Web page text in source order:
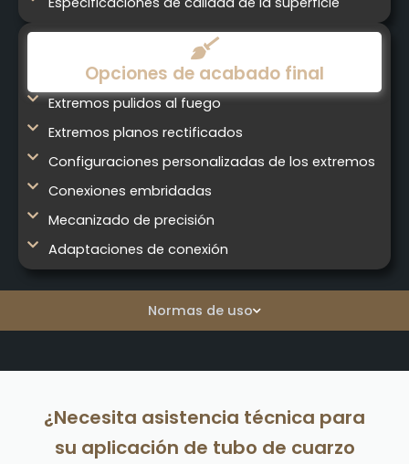
Normas de uso
Opciones de acabado final
Extremos pulidos al fuego
Extremos planos rectificados
Configuraciones personalizadas de los extremos
Conexiones embridadas
Mecanizado de precisión
Adaptaciones de conexión
¿Necesita asistencia técnica para
su aplicación de tubo de cuarzo